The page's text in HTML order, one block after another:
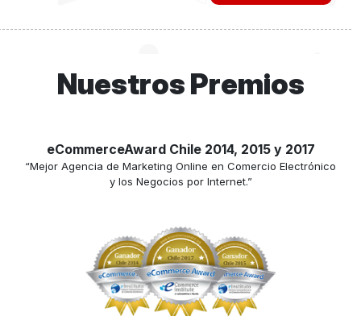
Nuestros Premios
eCommerceAward Chile 2014, 2015 y 2017
“Mejor Agencia de Marketing Online en Comercio Electrónico
y los Negocios por Internet.”